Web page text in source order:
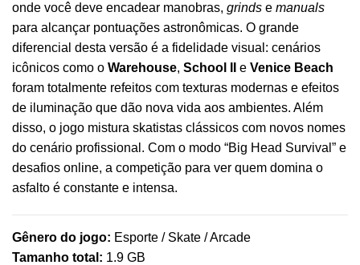
onde você deve encadear manobras, grinds e manuals
para alcançar pontuações astronômicas. O grande
diferencial desta versão é a fidelidade visual: cenários
icônicos como o Warehouse, School II e Venice Beach
foram totalmente refeitos com texturas modernas e efeitos
de iluminação que dão nova vida aos ambientes. Além
disso, o jogo mistura skatistas clássicos com novos nomes
do cenário profissional. Com o modo “Big Head Survival” e
desafios online, a competição para ver quem domina o
asfalto é constante e intensa.
Gênero do jogo: Esporte / Skate / Arcade
Tamanho total: 1.9 GB